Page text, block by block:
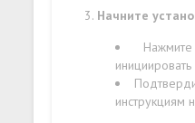
Начните
инициировать
инструкциям